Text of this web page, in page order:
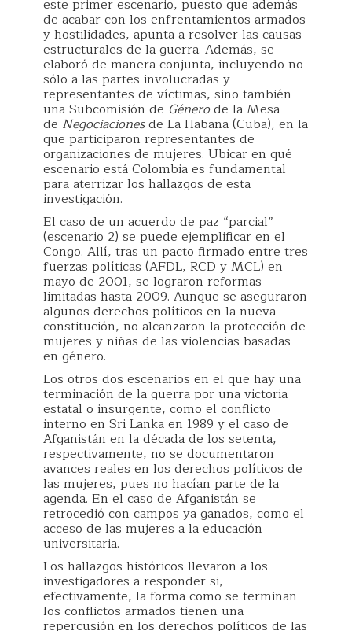
este primer escenario, puesto que además
de acabar con los enfrentamientos armados
y hostilidades, apunta a resolver las causas
estructurales de la guerra. Además, se
elaboró de manera conjunta, incluyendo no
sólo a las partes involucradas y
representantes de víctimas, sino también
una Subcomisión de Génerode la Mesa
de Negociacionesde La Habana (Cuba), en la
que participaron representantes de
organizaciones de mujeres. Ubicar en qué
escenario está Colombia es fundamental
para aterrizar los hallazgos de esta
investigación.
El caso de un acuerdo de paz “parcial”
(escenario 2) se puede ejemplificar en el
Congo. Allí, tras un pacto firmado entre tres
fuerzas políticas (AFDL, RCD y MCL) en
mayo de 2001, se lograron reformas
limitadas hasta 2009. Aunque se aseguraron
algunos derechos políticos en la nueva
constitución, no alcanzaron la protección de
mujeres y niñas de las violencias basadas
en género.
Los otros dos escenarios en el que hay una
terminación de la guerra por una victoria
estatal o insurgente, como el conflicto
interno en Sri Lanka en 1989 y el caso de
Afganistán en la década de los setenta,
respectivamente, no se documentaron
avances reales en los derechos políticos de
las mujeres, pues no hacían parte de la
agenda. En el caso de Afganistán se
retrocedió con campos ya ganados, como el
acceso de las mujeres a la educación
universitaria.
Los hallazgos históricos llevaron a los
investigadores a responder si,
efectivamente, la forma como se terminan
los conflictos armados tienen una
repercusión en los derechos políticos de las